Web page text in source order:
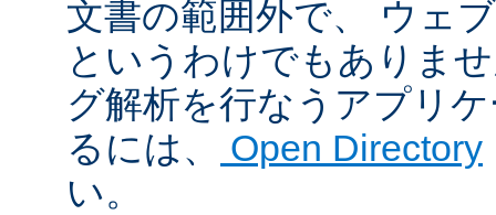
文書の範囲外で、 ウェ
というわけでもありま
グ解析を行なうアプリ
るには、
Open Directory
い。